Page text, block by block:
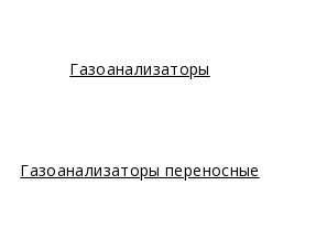
Газоанализаторы
Газоанализаторы переносные